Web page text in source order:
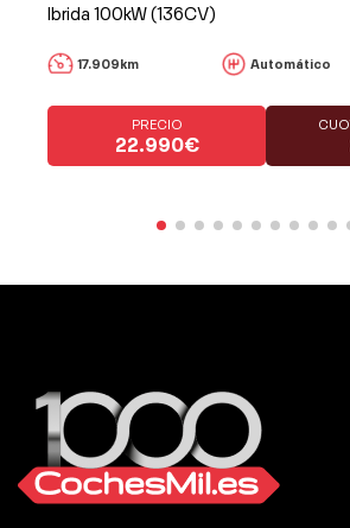
Ibrida 100kW (136CV)
17.909km Automático
PRECIO
22.990€